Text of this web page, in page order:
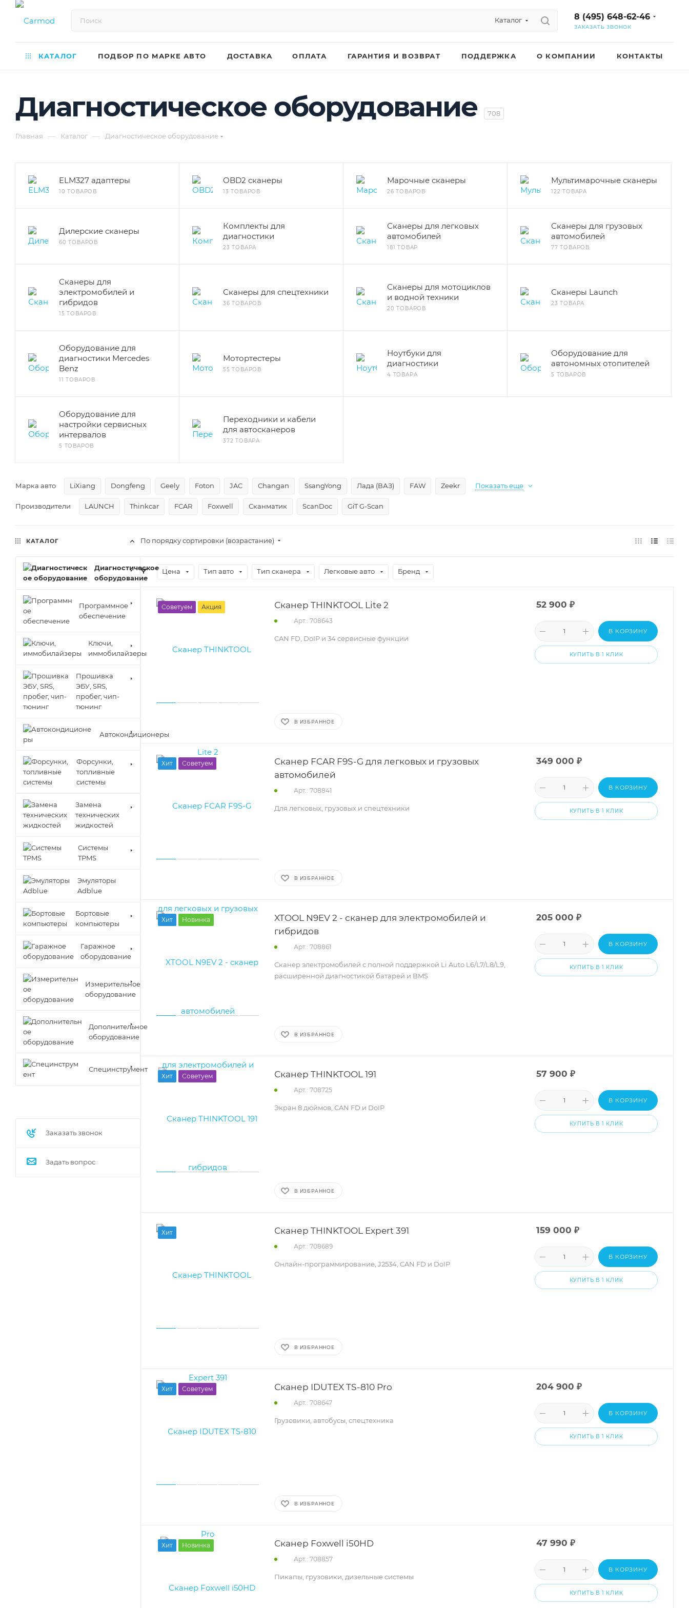
Каталог 8 (495) 648-62-46
ЗАКАЗАТЬ ЗВОНОК
КАТАЛОГ ПОДБОР ПО МАРКЕ АВТО ДОСТАВКА ОПЛАТА ГАРАНТИЯ И ВОЗВРАТ ПОДДЕРЖКА О КОМПАНИИ КОНТАКТЫ
Диагностическое оборудование 708
Главная — Каталог — Диагностическое оборудование
ELM327 адаптеры
10 ТОВАРОВ
OBD2 сканеры
13 ТОВАРОВ
Марочные сканеры
26 ТОВАРОВ
Мультимарочные сканеры
122 ТОВАРА
Дилерские сканеры
60 ТОВАРОВ
Комплекты для
диагностики
23 ТОВАРА
Сканеры для легковых
автомобилей
181 ТОВАР
Сканеры для грузовых
автомобилей
77 ТОВАРОВ
Сканеры для
электромобилей и
гибридов
15 ТОВАРОВ
Сканеры для спецтехники
36 ТОВАРОВ
Сканеры для мотоциклов
и водной техники
20 ТОВАРОВ
Сканеры Launch
23 ТОВАРА
Оборудование для
диагностики Mercedes
Benz
11 ТОВАРОВ
Мотортестеры
55 ТОВАРОВ
Ноутбуки для
диагностики
4 ТОВАРА
Оборудование для
автономных отопителей
5 ТОВАРОВ
Оборудование для
настройки сервисных
интервалов
5 ТОВАРОВ
Переходники и кабели
для автосканеров
372 ТОВАРА
Марка авто LiXiang Dongfeng Geely Foton JAC Changan SsangYong Лада (ВАЗ) FAW Zeekr Показать еще
Производители LAUNCH Thinkcar FCAR Foxwell Сканматик ScanDoc GiT G-Scan
По порядку сортировки (возрастание)
Цена Тип авто Тип сканера Легковые авто Бренд
Советуем Акция Сканер THINKTOOL Lite 2
Арт.: 708643
CAN FD, DoIP и 34 сервисные функции
В ИЗБРАННОЕ
52 900 ₽
В КОРЗИНУ
КУПИТЬ В 1 КЛИК
Хит Советуем
Сканер FCAR F9S-G для легковых и грузовых
автомобилей
Арт.: 708841
Для легковых, грузовых и спецтехники
В ИЗБРАННОЕ
349 000 ₽
В КОРЗИНУ
КУПИТЬ В 1 КЛИК
Хит Новинка
XTOOL N9EV 2 - сканер для электромобилей и
гибридов
Арт.: 708861
Сканер электромобилей с полной поддержкой Li Auto L6/L7/L8/L9,
расширенной диагностикой батарей и BMS
В ИЗБРАННОЕ
205 000 ₽
В КОРЗИНУ
КУПИТЬ В 1 КЛИК
Хит Советуем Сканер THINKTOOL 191
Арт.: 708725
Экран 8 дюймов, CAN FD и DoIP
В ИЗБРАННОЕ
57 900 ₽
В КОРЗИНУ
КУПИТЬ В 1 КЛИК
Хит Сканер THINKTOOL Expert 391
Арт.: 708689
Онлайн-программирование, J2534, CAN FD и DoIP
В ИЗБРАННОЕ
159 000 ₽
В КОРЗИНУ
КУПИТЬ В 1 КЛИК
Хит Советуем Сканер IDUTEX TS-810 Pro
Арт.: 708647
Грузовики, автобусы, спецтехника
В ИЗБРАННОЕ
204 900 ₽
В КОРЗИНУ
КУПИТЬ В 1 КЛИК
Хит Новинка Сканер Foxwell i50HD
Арт.: 708857
Пикапы, грузовики, дизельные системы
47 990 ₽
В КОРЗИНУ
КУПИТЬ В 1 КЛИК
КАТАЛОГ
Диагностическое
оборудование
Программное
обеспечение
Ключи,
иммобилайзеры
Прошивка
ЭБУ, SRS,
пробег, чип-
тюнинг
Автокондиционеры
Форсунки,
топливные
системы
Замена
технических
жидкостей
Cистемы
TPMS
Эмуляторы
Adblue
Бортовые
компьютеры
Гаражное
оборудование
Измерительное
оборудование
Дополнительное
оборудование
Специнструмент
Заказать звонок
Задать вопрос